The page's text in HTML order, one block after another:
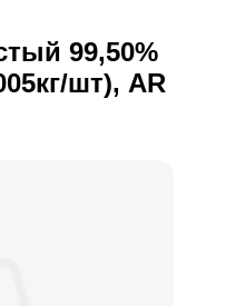
99,50%
шт), AR